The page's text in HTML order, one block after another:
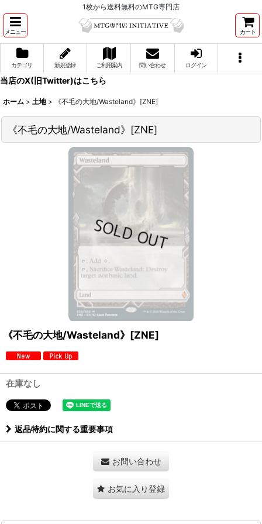
1枚から送料無料のMTG専門店
メニュー カート
カテゴリ 新規登録 ご利用案内 問い合わせ ログイン
当店のX(旧Twitter)はこちら
ホーム > 土地 > 《不毛の大地/Wasteland》[ZNE]
《不毛の大地/Wasteland》[ZNE]
《不毛の大地/Wasteland》[ZNE]
在庫なし
返品特約に関する重要事項
お問い合わせ
お気に入り登録